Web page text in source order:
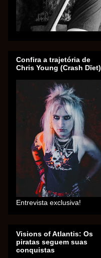
Confira a trajetória de
Chris Young (Crash Dïet)
Entrevista exclusiva!
Visions of Atlantis: Os
piratas seguem suas
conquistas